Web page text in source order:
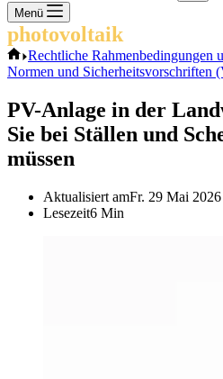
Keine
Ergebnisse
Menü
photovoltaik
Start
Rechtliche Rahmenbedingungen
Normen und Sicherheitsvorschriften
PV-Anlage in der
Sie bei Ställen und
müssen
Aktualisiert amFr. 29 Mai 2026
Lesezeit6 Min